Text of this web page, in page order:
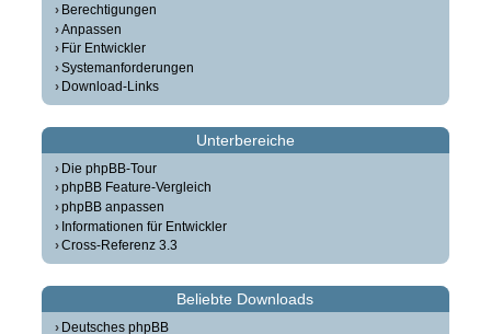
Berechtigungen
Anpassen
Für Entwickler
Systemanforderungen
Download-Links
Unterbereiche
Die phpBB-Tour
phpBB Feature-Vergleich
phpBB anpassen
Informationen für Entwickler
Cross-Referenz 3.3
Beliebte Downloads
Deutsches phpBB